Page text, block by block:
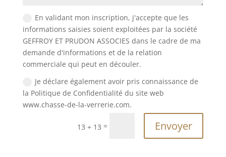
En validant mon inscription, j'accepte que les
informations saisies soient exploitées par la société
GEFFROY ET PRUDON ASSOCIES dans le cadre de ma
demande d'informations et de la relation
commerciale qui peut en découler.
Je déclare également avoir pris connaissance de
la Politique de Confidentialité du site web
www.chasse-de-la-verrerie.com.
13 + 13 = Envoyer